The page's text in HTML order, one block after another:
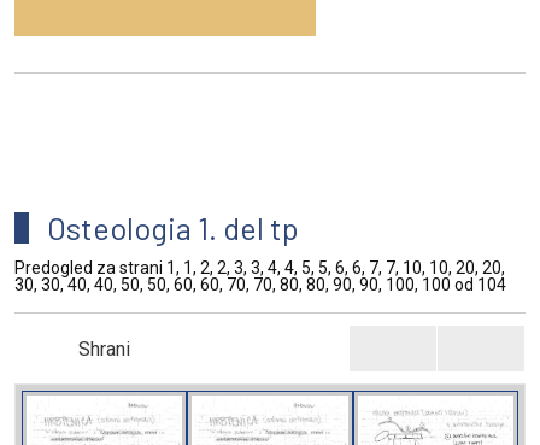
Osteologia 1. del tp
Predogled za strani 1, 1, 2, 2, 3, 3, 4, 4, 5, 5, 6, 6, 7, 7, 10, 10, 20, 20,
30, 30, 40, 40, 50, 50, 60, 60, 70, 70, 80, 80, 90, 90, 100, 100 od 104
Shrani